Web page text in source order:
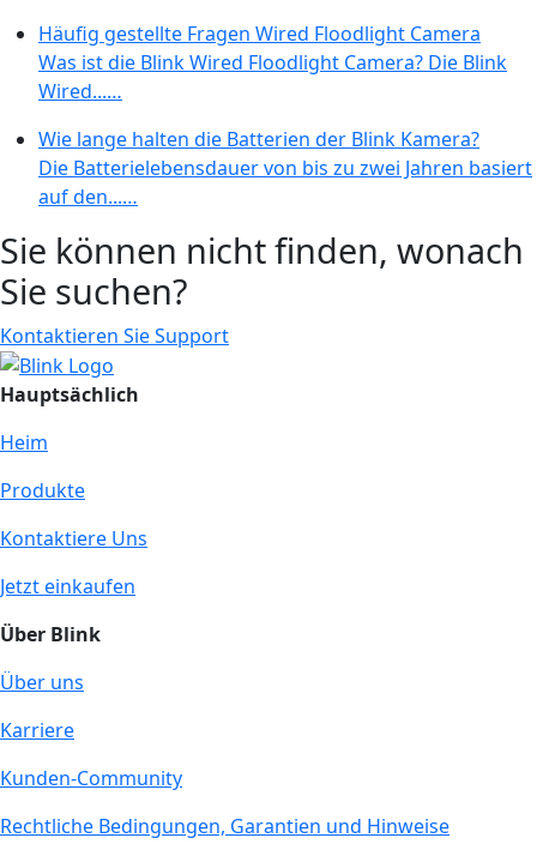
Häufig gestellte Fragen Wired Floodlight Camera
Was ist die Blink Wired Floodlight Camera? Die Blink
Wired...…
Wie lange halten die Batterien der Blink Kamera?
Die Batterielebensdauer von bis zu zwei Jahren basiert
auf den...…
Sie können nicht finden, wonach
Sie suchen?
Kontaktieren Sie Support
Hauptsächlich
Heim
Produkte
Kontaktiere Uns
Jetzt einkaufen
Über Blink
Über uns
Karriere
Kunden-Community
Rechtliche Bedingungen, Garantien und Hinweise